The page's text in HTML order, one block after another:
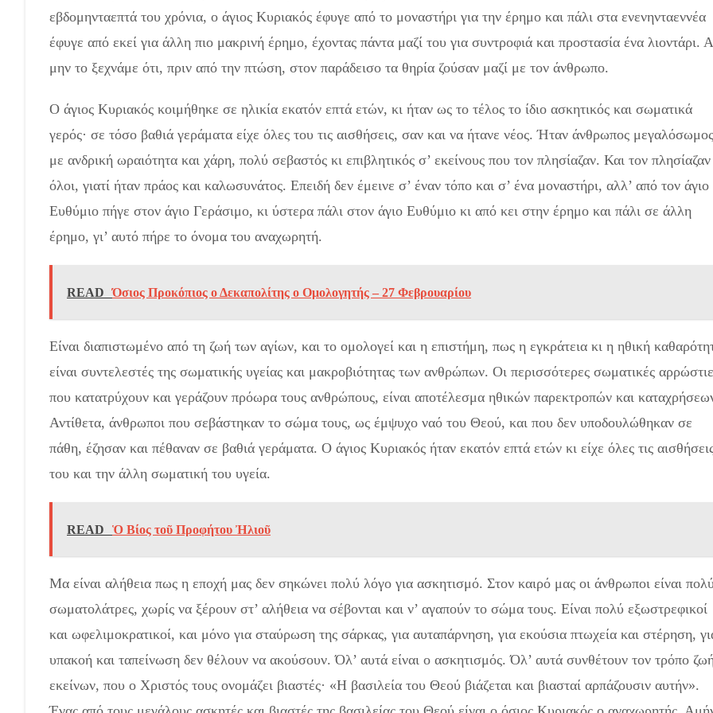
εβδομηνταεπτά του χρόνια, ο άγιος Κυριακός έφυγε από το μοναστήρι για την έρημο και πάλι στα ενενηνταεννέα
έφυγε από εκεί για άλλη πιο μακρινή έρημο, έχοντας πάντα μαζί του για συντροφιά και προστασία ένα λιοντάρι.
μην το ξεχνάμε ότι, πριν από την πτώ­ση, στον παράδεισο τα θηρία ζούσαν μαζί με τον άν­θρωπο.
Ο άγιος Κυριακός κοιμήθηκε σε ηλικία εκατόν επτά ετών, κι ήταν ως το τέλος το ίδιο ασκητικός και σωματικά
γερός· σε τόσο βαθιά γεράματα είχε όλες του τις αισθήσεις, σαν και να ήτανε νέος. Ήταν άνθρωπος μεγαλόσωμος
με ανδρική ωραιότητα και χάρη, πολύ σε­βαστός κι επιβλητικός σ’ εκείνους που τον πλησίαζαν. Και τον πλησίαζαν
όλοι, γιατί ήταν πράος και καλωσυνάτος. Επειδή δεν έμεινε σ’ έναν τόπο και σ’ ένα μονα­στήρι, αλλ’ από τον άγιο
Ευθύμιο πήγε στον άγιο Γερά­σιμο, κι ύστερα πάλι στον άγιο Ευθύμιο κι από κει στην έρημο και πάλι σε άλλη
έρημο, γι’ αυτό πήρε το όνομα του αναχωρητή.
READ Όσιος Προκόπιος ο Δεκαπολίτης ο Ομολογητής – 27 Φεβρουαρίου
Είναι διαπιστωμένο από τη ζωή των αγίων, και το ομολογεί και η επιστήμη, πως η εγκράτεια κι η ηθική
είναι συντελεστές της σωματικής υγείας και μακροβιότητας των ανθρώπων. Οι περισσότερες σωματι­κές
που κατατρύχουν και γεράζουν πρόωρα τους ανθρώπους, είναι αποτέλεσμα ηθικών παρεκτροπών και
Αντίθετα, άνθρωποι που σεβάστηκαν το σώμα τους, ως έμψυχο ναό του Θεού, και που δεν υποδουλώθηκαν σε
πάθη, έζησαν και πέθαναν σε βαθιά γεράματα. Ο άγιος Κυριακός ήταν εκατόν επτά ετών κι είχε όλες τις
του και την άλλη σωματική του υγεία.
READ Ὁ Βίος τοῦ Προφήτου Ἠλιοῦ
Μα είναι αλήθεια πως η εποχή μας δεν σηκώνει πολύ λόγο για ασκητισμό. Στον καιρό μας οι άνθρωποι είναι
σωματολάτρες, χωρίς να ξέρουν στ’ αλήθεια να σέβονται και ν’ αγαπούν το σώμα τους. Είναι πολύ εξωστρεφικοί
και ωφελιμοκρατικοί, και μόνο για σταύ­ρωση της σάρκας, για αυταπάρνηση, για εκούσια πτωχεία και στέρηση,
υπακοή και ταπείνωση δεν θέλου­ν να ακούσουν. Όλ’ αυτά είναι ο ασκητισμός. Όλ’ αυ­τά συνθέτουν τον τρόπο
εκείνων, που ο Χριστός τους ονομάζει βιαστές· «Η βασιλεία του Θεού βιάζεται και βιασταί αρπάζουσιν αυτήν».